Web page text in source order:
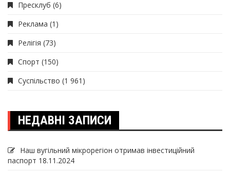
Пресклуб (6)
Реклама (1)
Релігія (73)
Спорт (150)
Суспільство (1 961)
НЕДАВНІ ЗАПИСИ
Наш вугільний мікрорегіон отримав інвеcтиційний
паспорт 18.11.2024